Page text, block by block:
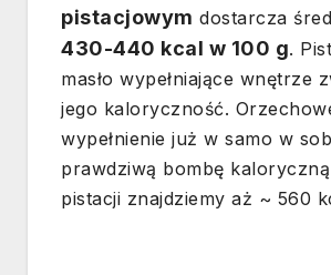
pistacjowym dostarcza
430-440 kcal w 100 g.
masło wypełniające wnętrze
jego kaloryczność.
wypełnienie już w samo w
prawdziwą bombę
pistacji znajdziemy aż ~ 560